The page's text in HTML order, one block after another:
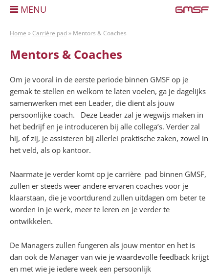
MENU
Home »Carrière pad» Mentors & Coaches
Mentors & Coaches
Om je vooral in de eerste periode binnen GMSF op je
gemak te stellen en welkom te laten voelen, ga je dagelijks
samenwerken met een Leader, die dient als jouw
persoonlijke coach. Deze Leader zal je wegwijs maken in
het bedrijf en je introduceren bij alle collega’s. Verder zal
hij, of zij, je assisteren bij allerlei praktische zaken, zowel in
het veld, als op kantoor.
Naarmate je verder komt op je carrière pad binnen GMSF,
zullen er steeds weer andere ervaren coaches voor je
klaarstaan, die je voortdurend zullen uitdagen om beter te
worden in je werk, meer te leren en je verder te
ontwikkelen.
De Managers zullen fungeren als jouw mentor en het is
dan ook de Manager van wie je waardevolle feedback krijgt
en met wie je iedere week een persoonlijk